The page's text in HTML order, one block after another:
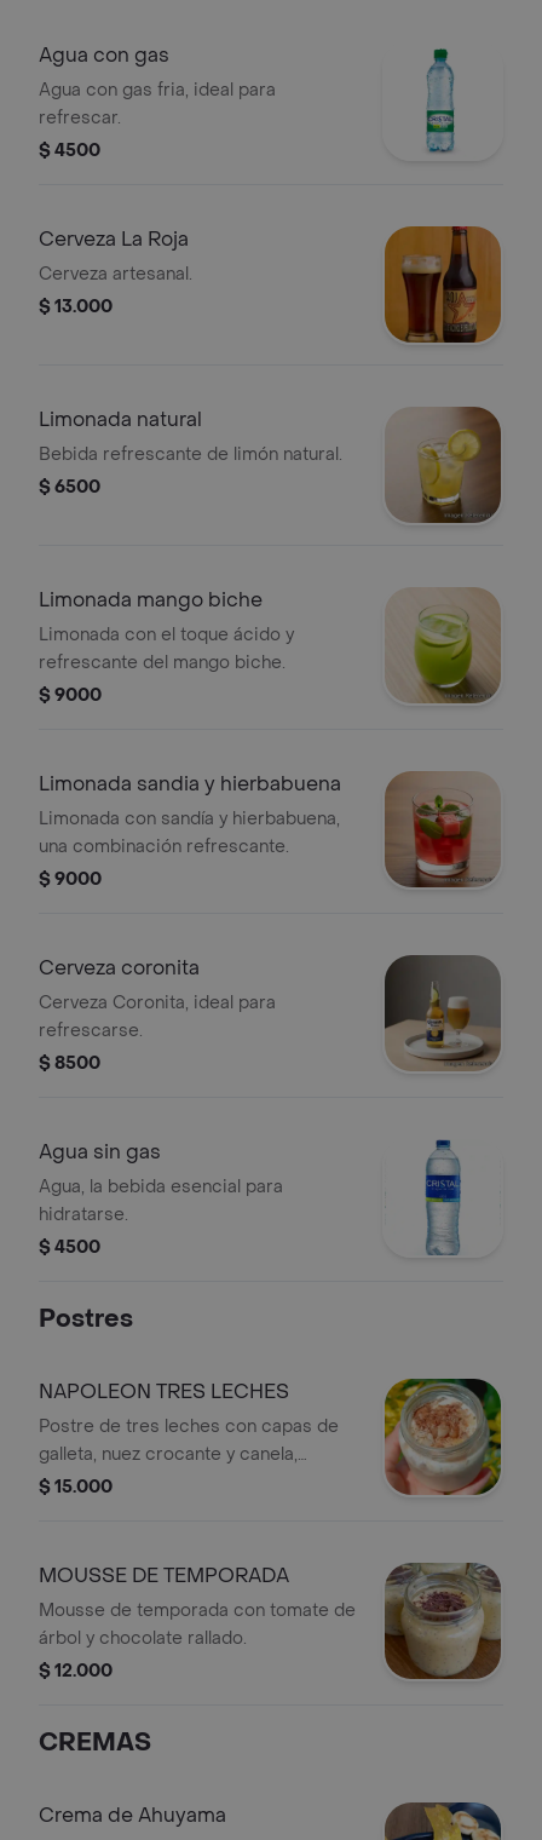
Agua con gas
Agua con gas fria, ideal para
refrescar.
$ 4500
Cerveza La Roja
Cerveza artesanal.
$ 13.000
Limonada natural
Bebida refrescante de limón natural.
$ 6500
Limonada mango biche
Limonada con el toque ácido y
refrescante del mango biche.
$ 9000
Limonada sandia y hierbabuena
Limonada con sandía y hierbabuena,
una combinación refrescante.
$ 9000
Cerveza coronita
Cerveza Coronita, ideal para
refrescarse.
$ 8500
Agua sin gas
Agua, la bebida esencial para
hidratarse.
$ 4500
Postres
NAPOLEON TRES LECHES
Postre de tres leches con capas de
galleta, nuez crocante y canela,
servido en frasco.
$ 15.000
MOUSSE DE TEMPORADA
Mousse de temporada con tomate de
árbol y chocolate rallado.
$ 12.000
CREMAS
Crema de Ahuyama